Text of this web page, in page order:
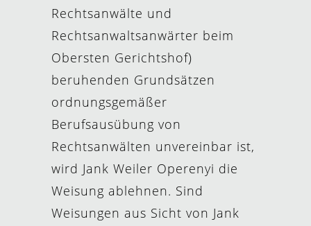
Rechtsanwälte und
Rechtsanwaltsanwärter beim
Obersten Gerichtshof)
beruhenden Grundsätzen
ordnungsgemäßer
Berufsausübung von
Rechtsanwälten unvereinbar ist,
wird Jank Weiler Operenyi die
Weisung ablehnen. Sind
Weisungen aus Sicht von Jank